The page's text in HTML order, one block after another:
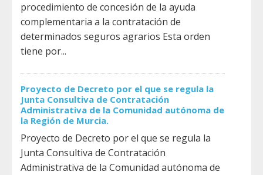
procedimiento de concesión de la ayuda
complementaria a la contratación de
determinados seguros agrarios Esta orden
tiene por...
Proyecto de Decreto por el que se regula la
Junta Consultiva de Contratación
Administrativa de la Comunidad autónoma de
la Región de Murcia.
Proyecto de Decreto por el que se regula la
Junta Consultiva de Contratación
Administrativa de la Comunidad autónoma de